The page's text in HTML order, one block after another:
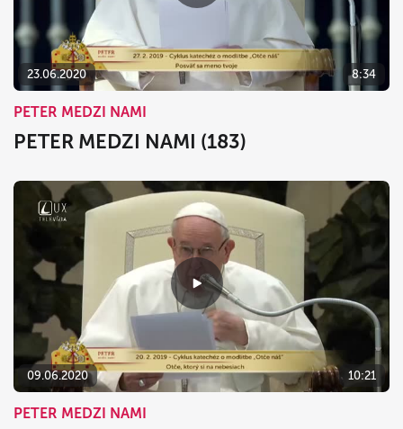
23.06.2020 8:34
PETER MEDZI NAMI
PETER MEDZI NAMI (183)
09.06.2020 10:21
PETER MEDZI NAMI